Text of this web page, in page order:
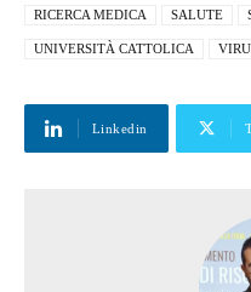
RICERCA MEDICA SALUTE
UNIVERSITÀ CATTOLICA
Linkedin